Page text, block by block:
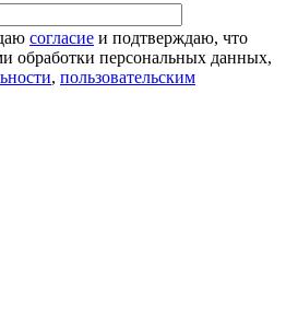
согласие и подтверждаю, что
обработки персональных данных,
, пользовательским